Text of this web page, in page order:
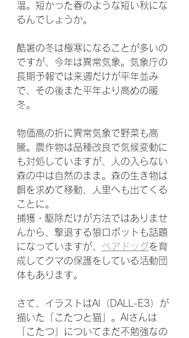
温。短かった春のような短い秋にな
るんでしょうか。
酷暑の冬は極寒になることが多いの
ですが、今年は異常気象。気象庁の
長期予報では来週だけが平年並み
で、その後また平年より高めの暖
冬。
物価高の折に異常気象で野菜も高
騰。農作物は品種改良で気候変動に
も対処していますが、人の入らない
森の中は自然のまま。森の生き物は
餌を求めて移動、人里へも出てくる
ことに。
捕獲・駆除だけが方法ではありませ
んから、撃退する狼ロボットも話題
になっていますが、 ベアドッグを育
成してクマの保護をしている活動団
体もあります。
さて、イラストはAI（DALL-E3）が
描いた「こたつと猫」。AIさんは
「こたつ」についてまだ不勉強なの